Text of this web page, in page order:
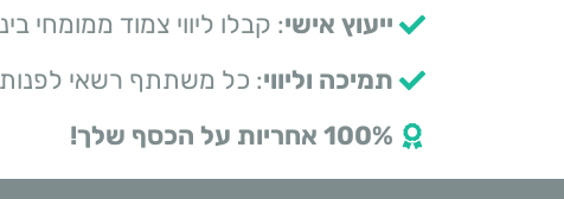
ייעוץ אישי: קבלו ליווי צמוד
תמיכה וליווי: כל משתתף רשאי
100% אחריות על הכסף שלך!